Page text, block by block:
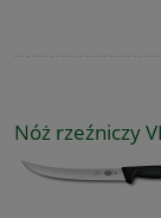
Nóż rzeźniczy